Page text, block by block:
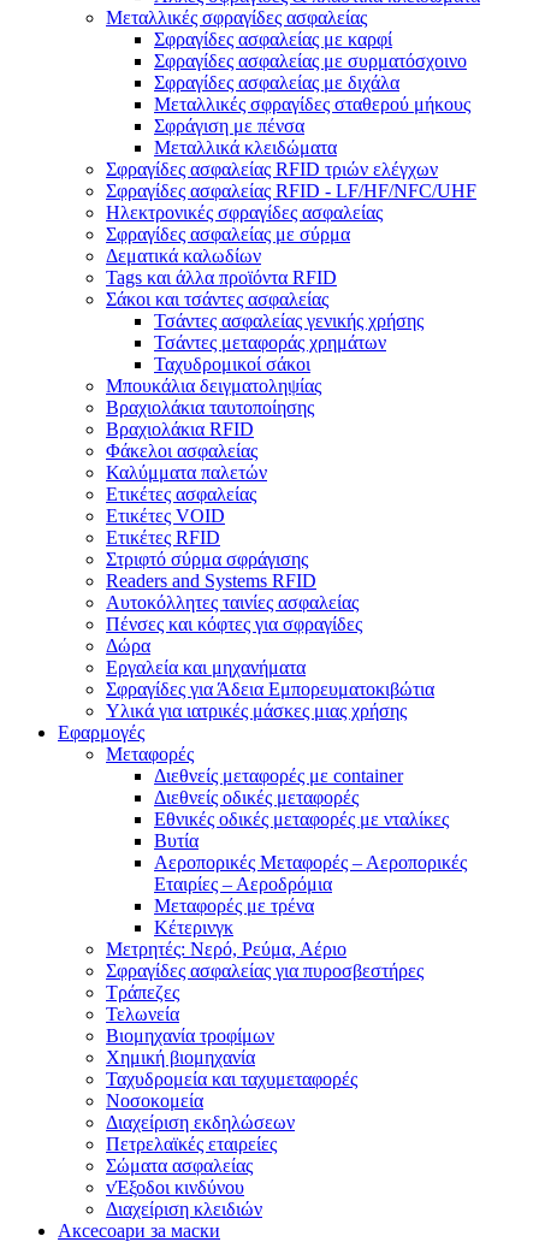
Μεταλλικές σφραγίδες ασφαλείας
Σφραγίδες ασφαλείας με καρφί
Σφραγίδες ασφαλείας με συρματόσχοινο
Σφραγίδες ασφαλείας με διχάλα
Μεταλλικές σφραγίδες σταθερού μήκους
Σφράγιση με πένσα
Μεταλλικά κλειδώματα
Σφραγίδες ασφαλείας RFID τριών ελέγχων
Σφραγίδες ασφαλείας RFID - LF/HF/NFC/UHF
Ηλεκτρονικές σφραγίδες ασφαλείας
Σφραγίδες ασφαλείας με σύρμα
Δεματικά καλωδίων
Tags και άλλα προϊόντα RFID
Σάκοι και τσάντες ασφαλείας
Τσάντες ασφαλείας γενικής χρήσης
Τσάντες μεταφοράς χρημάτων
Ταχυδρομικοί σάκοι
Μπουκάλια δειγματοληψίας
Βραχιολάκια ταυτοποίησης
Βραχιολάκια RFID
Φάκελοι ασφαλείας
Καλύμματα παλετών
Ετικέτες ασφαλείας
Ετικέτες VOID
Ετικέτες RFID
Στριφτό σύρμα σφράγισης
Readers and Systems RFID
Αυτοκόλλητες ταινίες ασφαλείας
Πένσες και κόφτες για σφραγίδες
Δώρα
Εργαλεία και μηχανήματα
Σφραγίδες για Άδεια Εμπορευματοκιβώτια
Υλικά για ιατρικές μάσκες μιας χρήσης
Εφαρμογές
Μεταφορές
Διεθνείς μεταφορές με container
Διεθνείς οδικές μεταφορές
Εθνικές οδικές μεταφορές με νταλίκες
Βυτία
Αεροπορικές Μεταφορές – Αεροπορικές
Εταιρίες – Αεροδρόμια
Μεταφορές με τρένα
Κέτερινγκ
Μετρητές: Νερό, Ρεύμα, Αέριο
Σφραγίδες ασφαλείας για πυροσβεστήρες
Τράπεζες
Τελωνεία
Βιομηχανία τροφίμων
Χημική βιομηχανία
Ταχυδρομεία και ταχυμεταφορές
Νοσοκομεία
Διαχείριση εκδηλώσεων
Πετρελαϊκές εταιρείες
Σώματα ασφαλείας
vΈξοδοι κινδύνου
Διαχείριση κλειδιών
Аксесоари за маски